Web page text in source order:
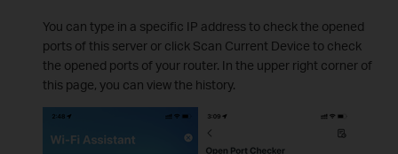
You can type in a specific IP address to check the opened
ports of this server or click Scan Current Device to check
the opened ports of your router. In the upper right corner of
this page, you can view the history.